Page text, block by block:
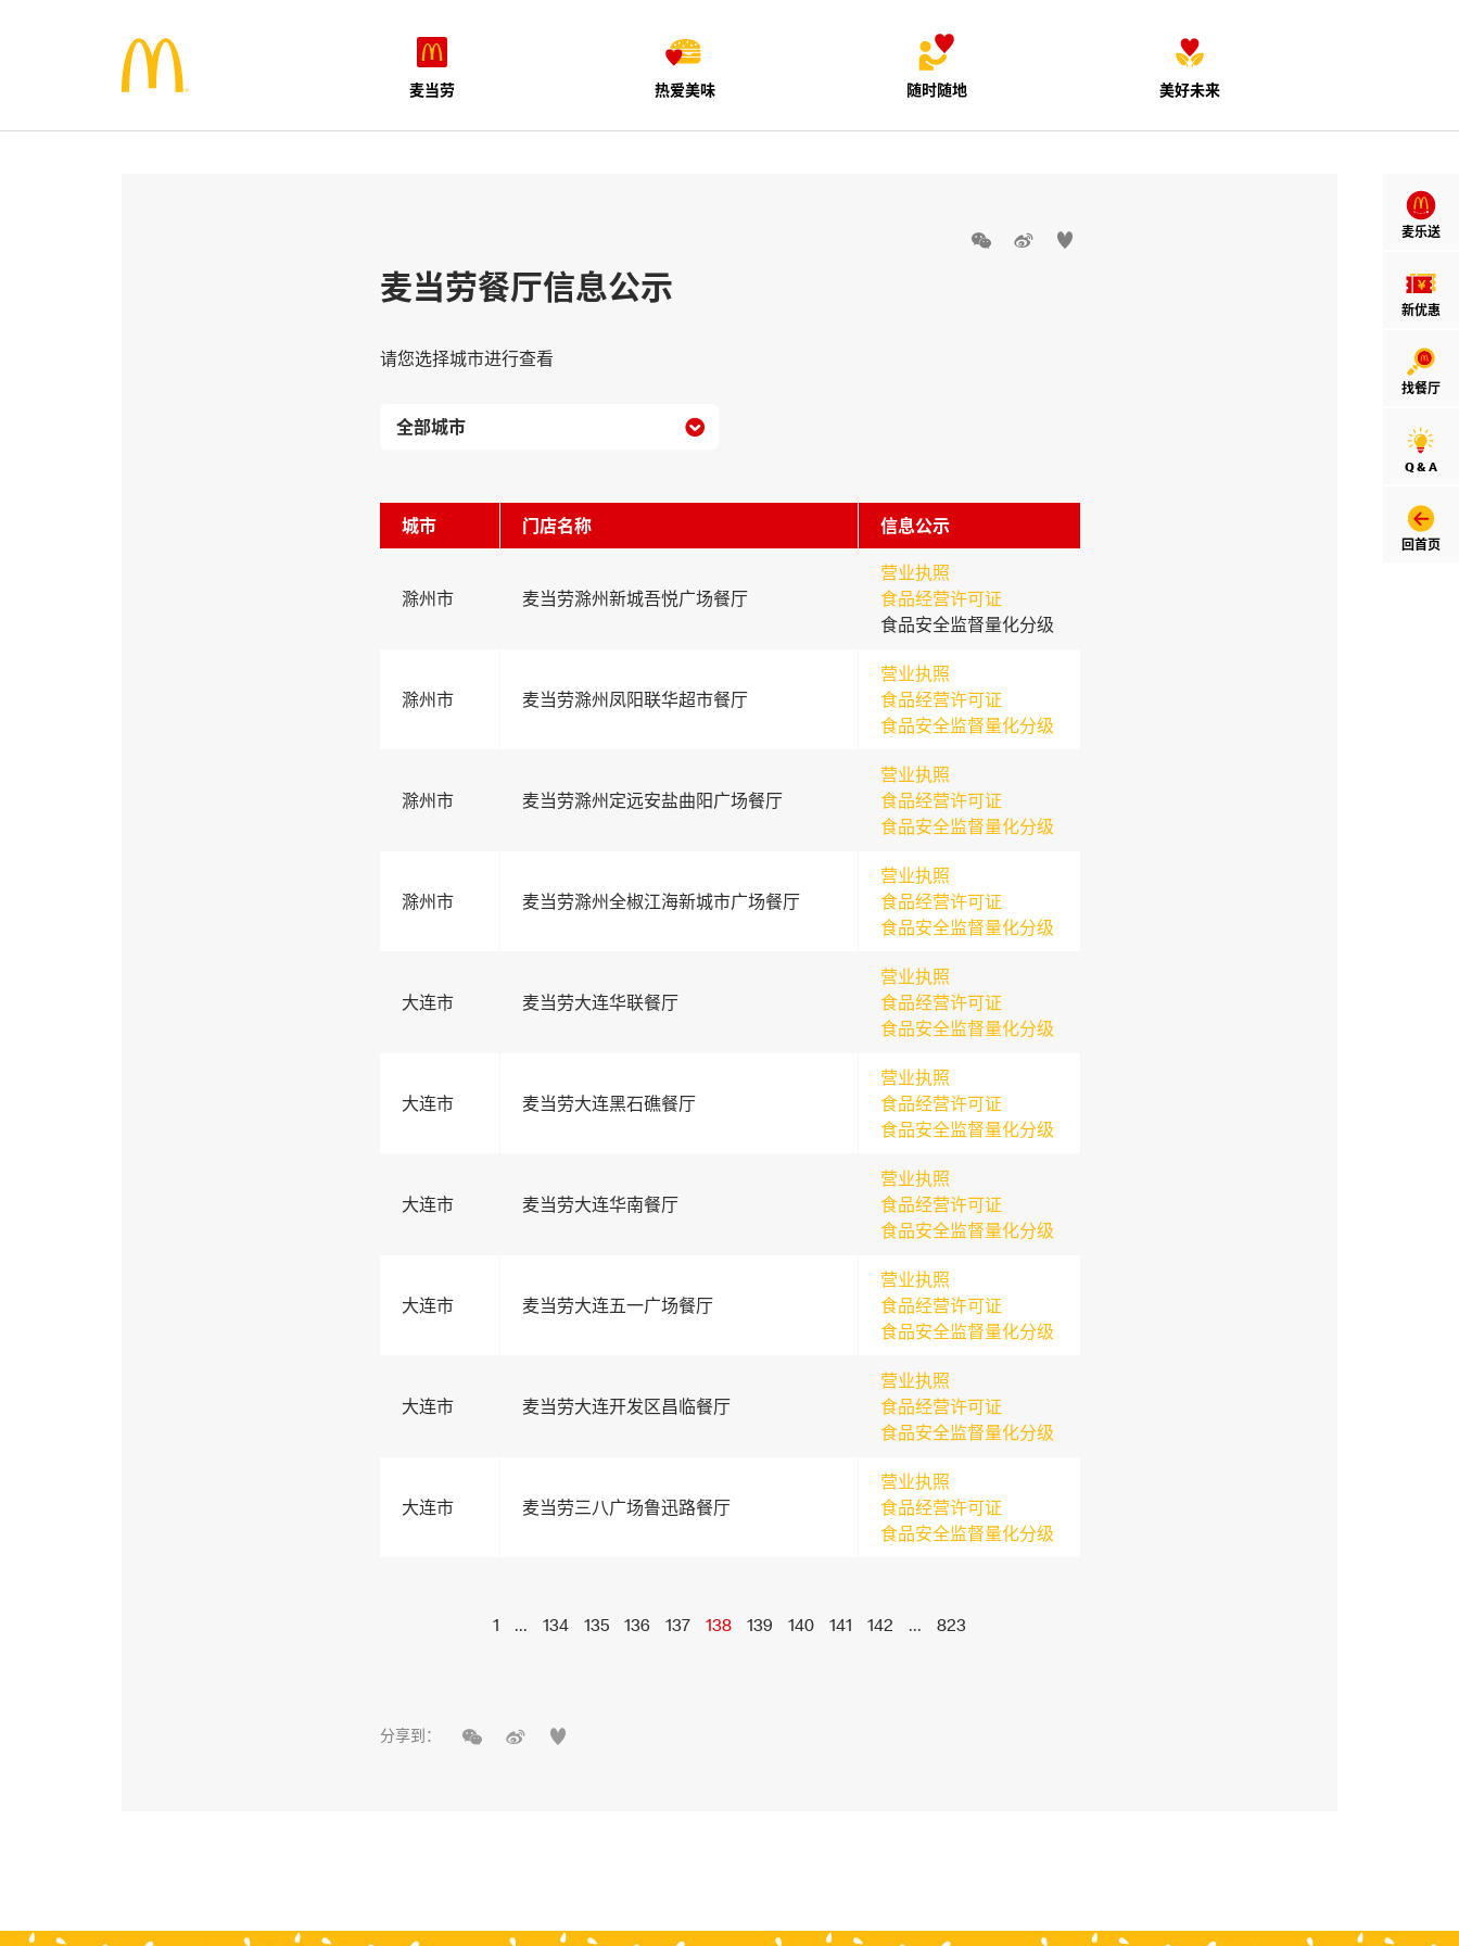
麦当劳 热爱美味 随时随地 美好未来
麦乐送
新优惠
找餐厅
Q & A
回首页
  
麦当劳餐厅信息公示
请您选择城市进行查看

城市 门店名称 信息公示
滁州市 麦当劳滁州新城吾悦广场餐厅
营业执照
食品经营许可证
食品安全监督量化分级
滁州市 麦当劳滁州凤阳联华超市餐厅
营业执照
食品经营许可证
食品安全监督量化分级
滁州市 麦当劳滁州定远安盐曲阳广场餐厅
营业执照
食品经营许可证
食品安全监督量化分级
滁州市 麦当劳滁州全椒江海新城市广场餐厅
营业执照
食品经营许可证
食品安全监督量化分级
大连市 麦当劳大连华联餐厅
营业执照
食品经营许可证
食品安全监督量化分级
大连市 麦当劳大连黑石礁餐厅
营业执照
食品经营许可证
食品安全监督量化分级
大连市 麦当劳大连华南餐厅
营业执照
食品经营许可证
食品安全监督量化分级
大连市 麦当劳大连五一广场餐厅
营业执照
食品经营许可证
食品安全监督量化分级
大连市 麦当劳大连开发区昌临餐厅
营业执照
食品经营许可证
食品安全监督量化分级
大连市 麦当劳三八广场鲁迅路餐厅
营业执照
食品经营许可证
食品安全监督量化分级
1 ... 134 135 136 137 138 139 140 141 142 ... 823
分享到：   